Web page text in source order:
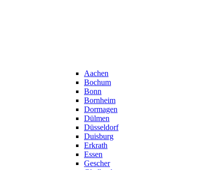
Aachen
Bochum
Bonn
Bornheim
Dormagen
Dülmen
Düsseldorf
Duisburg
Erkrath
Essen
Gescher